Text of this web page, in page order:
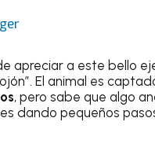
apreciar a este bello
El animal es
, pero sabe que algo
dando pequeños